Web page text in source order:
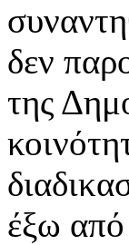
δεν
της
έξω